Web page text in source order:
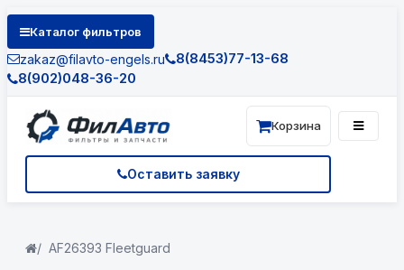
Каталог фильтров
zakaz@filavto-engels.ru
8(8453)77-13-68
8(902)048-36-20
Оставить заявку
Корзина
AF26393 Fleetguard